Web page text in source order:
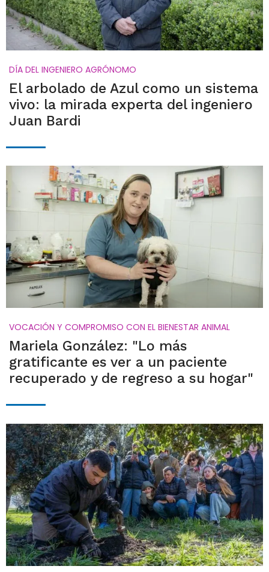
DÍA DEL INGENIERO AGRÓNOMO
El arbolado de Azul como un sistema
vivo: la mirada experta del ingeniero
Juan Bardi
VOCACIÓN Y COMPROMISO CON EL BIENESTAR ANIMAL
Mariela González: "Lo más
gratificante es ver a un paciente
recuperado y de regreso a su hogar"